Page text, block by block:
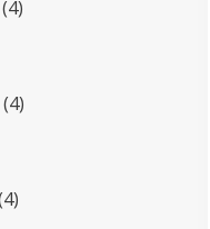
4товара
4товара
4товара